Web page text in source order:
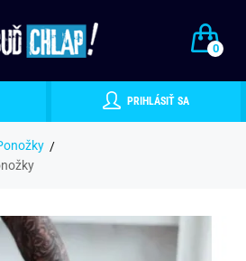
0
PRIHLÁSIŤ SA